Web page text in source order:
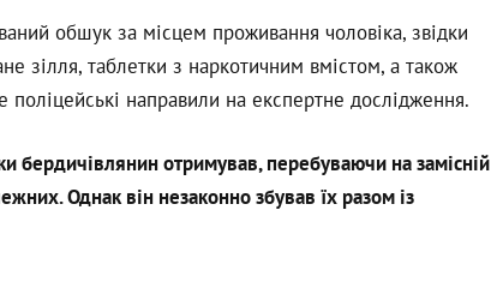
обшук за місцем проживання чоловіка, звідки
зілля, таблетки з наркотичним вмістом, а також
направили на експертне дослідження.
бердичівлянин отримував, перебуваючи на замісній
Однак він незаконно збував їх разом із